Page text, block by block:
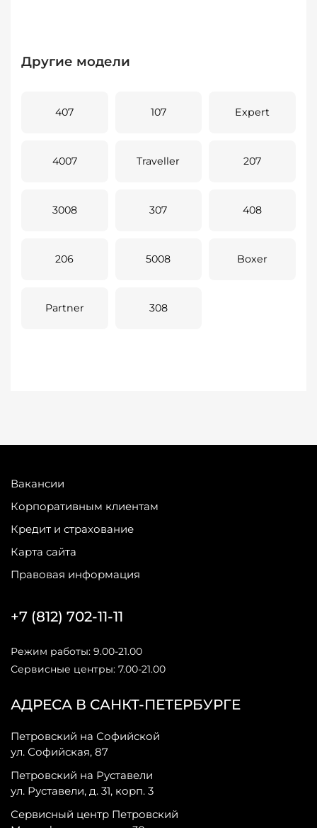
Другие модели
407 107 Expert
4007 Traveller 207
3008 307 408
206 5008 Boxer
Partner 308
Вакансии
Корпоративным клиентам
Кредит и страхование
Карта сайта
Правовая информация
АДРЕСА В САНКТ-ПЕТЕРБУРГЕ
Петровский на Софийской
ул. Софийская, 87
Петровский на Руставели
ул. Руставели, д. 31, корп. 3
Сервисный центр Петровский
+7 (812) 702-11-11
Режим работы: 9.00-21.00
Сервисные центры: 7.00-21.00